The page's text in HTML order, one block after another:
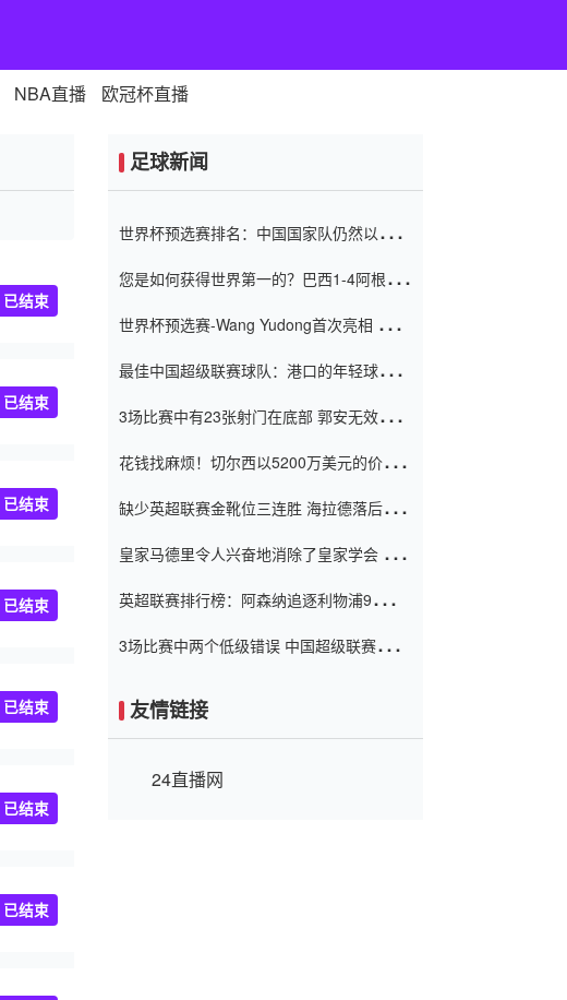
NBA直播 欧冠杯直播
已结束
已结束
已结束
已结束
已结束
已结束
已结束
足球新闻
世界杯预选赛排名：中国国家队仍然以6分
您是如何获得世界第一的？巴西1-4阿根
世界杯预选赛-Wang Yudong首次亮相 中国
最佳中国超级联赛球队：港口的年轻球员在
（Taishan）
3场比赛中有23张射门在底部 郭安无效传球
花钱找麻烦！切尔西以5200万美元的价格
窗口
缺少英超联赛金靴位三连胜 海拉德落后6球
皇家马德里令人兴奋地消除了皇家学会 安
英超联赛排行榜：阿森纳追逐利物浦9分 曼
3场比赛中两个低级错误 中国超级联赛的前
友情链接
24直播网